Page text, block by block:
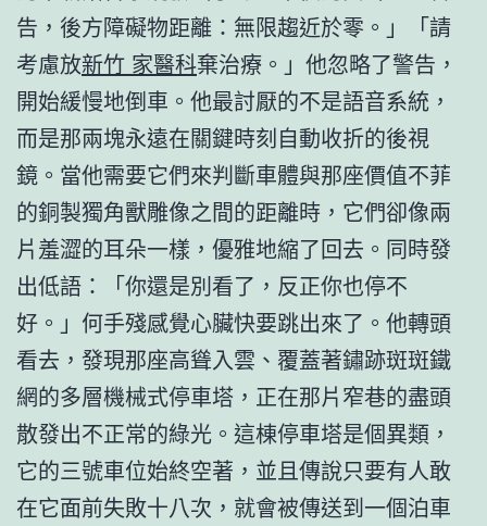
告，後方障礙物距離：無限趨近於零。」「請
考慮放新竹 家醫科棄治療。」他忽略了警告，
開始緩慢地倒車。他最討厭的不是語音系統，
而是那兩塊永遠在關鍵時刻自動收折的後視
鏡。當他需要它們來判斷車體與那座價值不菲
的銅製獨角獸雕像之間的距離時，它們卻像兩
片羞澀的耳朵一樣，優雅地縮了回去。同時發
出低語：「你還是別看了，反正你也停不
好。」何手殘感覺心臟快要跳出來了。他轉頭
看去，發現那座高聳入雲、覆蓋著鏽跡斑斑鐵
網的多層機械式停車塔，正在那片窄巷的盡頭
散發出不正常的綠光。這棟停車塔是個異類，
它的三號車位始終空著，並且傳說只要有人敢
在它面前失敗十八次，就會被傳送到一個泊車